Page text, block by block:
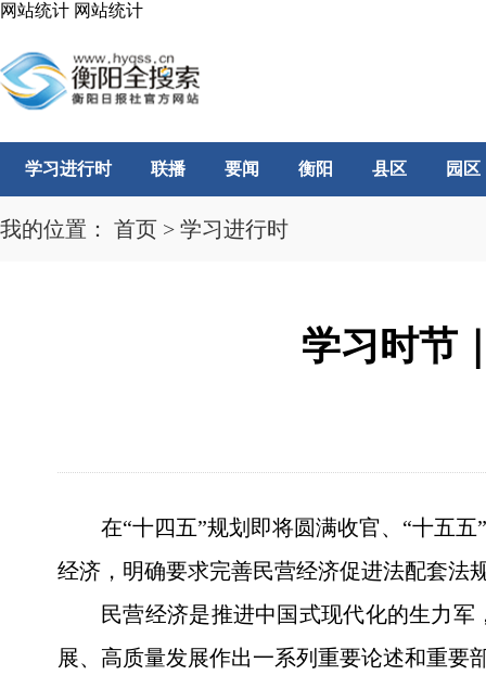
网站统计 网站统计
学习进行时 联播 要闻 衡阳 县区 园区
我的位置： 首页 > 学习进行时
学习时节
在“十四五”规划即将圆满收官、“十五
经济，明确要求完善民营经济促进法配套法
民营经济是推进中国式现代化的生力
展、高质量发展作出一系列重要论述和重要